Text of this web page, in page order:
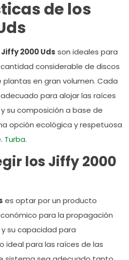
de los
Jiffy 2000 Uds son ideales para
considerable de discos
en gran volumen. Cada
para alojar las raíces
su composición a base de
opción ecológica y respetuosa
Turba.
los Jiffy 2000
es optar por un producto
para la propagación
su capacidad para
ideal para las raíces de las